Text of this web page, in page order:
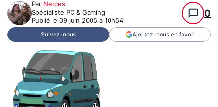
Par Nerces
Spécialiste PC & Gaming
Publié le 09 juin 2005 à 10h54
0
Suivez-nous Ajoutez-nous en favori